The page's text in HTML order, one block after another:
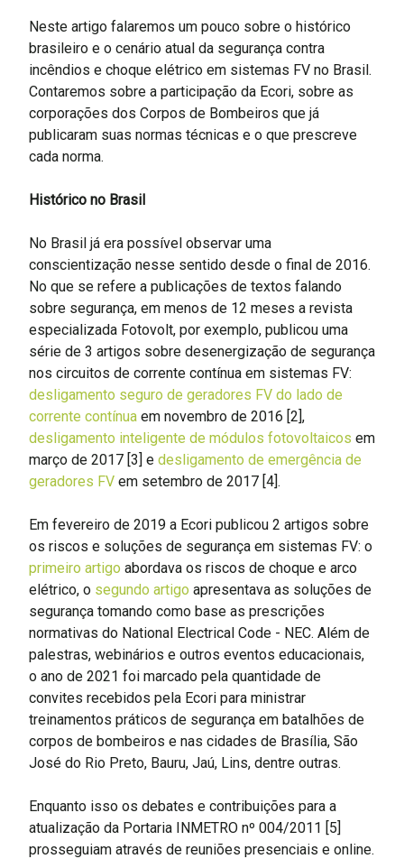
Neste artigo falaremos um pouco sobre o histórico
brasileiro e o cenário atual da segurança contra
incêndios e choque elétrico em sistemas FV no Brasil.
Contaremos sobre a participação da Ecori, sobre as
corporações dos Corpos de Bombeiros que já
publicaram suas normas técnicas e o que prescreve
cada norma.
Histórico no Brasil
No Brasil já era possível observar uma
conscientização nesse sentido desde o final de 2016.
No que se refere a publicações de textos falando
sobre segurança, em menos de 12 meses a revista
especializada Fotovolt, por exemplo, publicou uma
série de 3 artigos sobre desenergização de segurança
nos circuitos de corrente contínua em sistemas FV:
desligamento seguro de geradores FV do lado de
corrente contínua em novembro de 2016 [2],
desligamento inteligente de módulos fotovoltaicos em
março de 2017 [3] e desligamento de emergência de
geradores FV em setembro de 2017 [4].
Em fevereiro de 2019 a Ecori publicou 2 artigos sobre
os riscos e soluções de segurança em sistemas FV: o
primeiro artigo abordava os riscos de choque e arco
elétrico, o segundo artigo apresentava as soluções de
segurança tomando como base as prescrições
normativas do National Electrical Code - NEC. Além de
palestras, webinários e outros eventos educacionais,
o ano de 2021 foi marcado pela quantidade de
convites recebidos pela Ecori para ministrar
treinamentos práticos de segurança em batalhões de
corpos de bombeiros e nas cidades de Brasília, São
José do Rio Preto, Bauru, Jaú, Lins, dentre outras.
Enquanto isso os debates e contribuições para a
atualização da Portaria INMETRO nº 004/2011 [5]
prosseguiam através de reuniões presenciais e online.